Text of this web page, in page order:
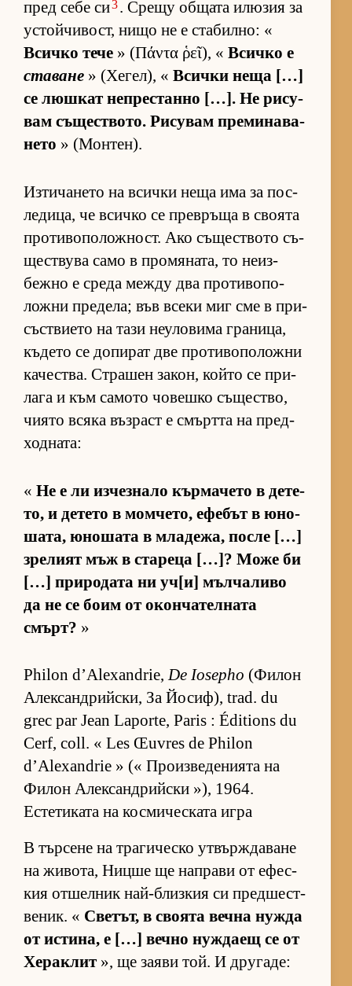
пред себе си3. Срещу об­щата илю­зия за
ус­той­чи­вост, нищо не е ста­бил­но: «
Всичко тече » (Πάντα ῥεῖ), « Всичко е
ставане » (Хе­гел), « Всички неща […]
се люш­кат неп­рес­танно […]. Не ри­су­
вам съ­щес­т­во­то. Ри­су­вам пре­ми­на­ва­
нето » (Мон­тен).
Из­ти­ча­нето на всички неща има за пос­
ле­ди­ца, че всичко се прев­ръща в сво­ята
про­ти­во­по­лож­ност. Ако съ­щес­т­вото съ­
щес­т­вува само в про­мя­на­та, то не­из­
бежно е среда между два про­ти­во­по­
ложни пре­де­ла; във всеки миг сме в при­
със­т­ви­ето на тази не­у­ло­вима гра­ни­ца,
къ­дето се до­пи­рат две про­ти­во­по­ложни
ка­чес­т­ва. Стра­шен за­кон, който се при­
лага и към са­мото чо­вешко съ­щес­т­во,
чи­ято всяка въз­раст е смъртта на пред­
ход­на­та:
« Не е ли из­чез­нало кър­ма­чето в де­те­
то, и де­тето в мом­че­то, ефе­бът в юно­
ша­та, юно­шата в мла­де­жа, после […]
зре­лият мъж в ста­реца […]? Може би
[…] при­ро­дата ни уч­[и] мъл­ча­ливо
да не се боим от окон­ча­тел­ната
смърт? »
Philon d’Alexandrie,De Iosepho (Фи­лон
Алек­сан­д­рийс­ки, За Йо­сиф), trad. du
grec par Jean Laporte, Paris : Éditions du
Cerf, coll. « Les Œuvres de Philon
d’Alexandrie » (« Про­из­ве­де­ни­ята на
Фи­лон Алек­сан­д­рийски »), 1964.
Естетиката на космическата игра
В тър­сене на тра­ги­ческо ут­вър­ж­да­ване
на жи­во­та, Ницше ще нап­рави от ефес­
кия от­шел­ник най-близ­кия си пред­шес­т­
ве­ник. « Све­тът, в сво­ята вечна нужда
от ис­ти­на, е […] вечно нуж­даещ се от
Хе­рак­лит », ще за­яви той. И дру­га­де: